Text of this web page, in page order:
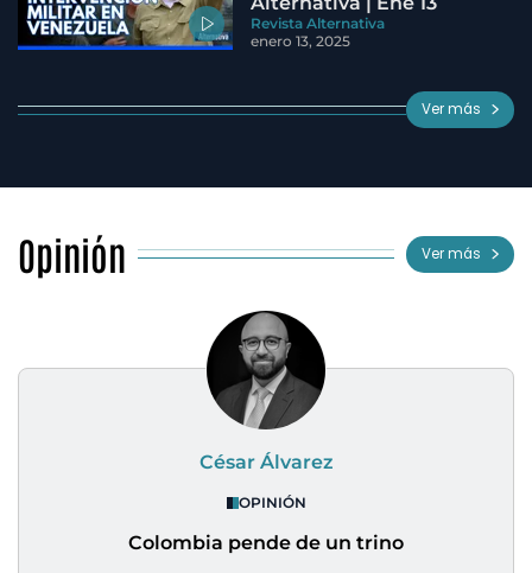
Revista Alternativa
enero 13, 2025
Ver más
Opinión Ver más
César Álvarez
OPINIÓN
Colombia pende de un trino